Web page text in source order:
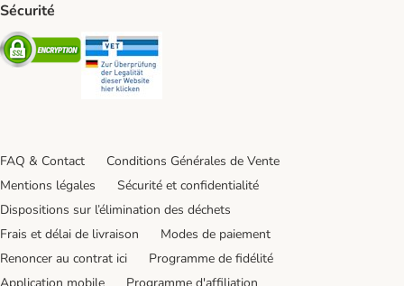
Sécurité
Security
FAQ & Contact
Conditions Générales de Vente
Mentions légales
Sécurité et confidentialité
Dispositions sur l’élimination des déchets
Frais et délai de livraison
Modes de paiement
Renoncer au contrat ici
Programme de fidélité